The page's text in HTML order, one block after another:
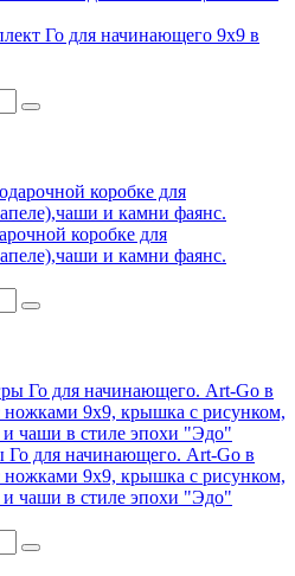
Го для начинающего 9х9 в
коробке для
и камни фаянс.
для начинающего. Art-Go в
ножками 9х9, крышка с рисунком,
чаши в стиле эпохи "Эдо"